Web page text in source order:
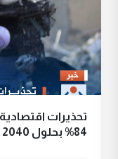
تحذيرات
84% بحلول 2040